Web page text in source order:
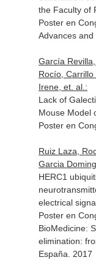
the Faculty of
Poster en
Advances
García
Rocío, Carrillo
Irene, et. al.:
Lack of
Mouse Model
Poster en
Ruiz Laza,
Garcia
HERC1
electrical
Poster en
BioMedicine:
elimination:
España. 2017